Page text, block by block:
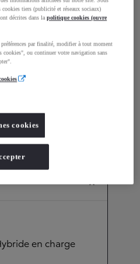
4L/100 km
91g/km
Boîte automatique
en charge
cookies tiers (publicité et réseaux sociaux)
décrites dans lapolitique cookies (ouvre
par finalité, modifier à tout moment
cookies", ou continuer votre navigation sans
cookies